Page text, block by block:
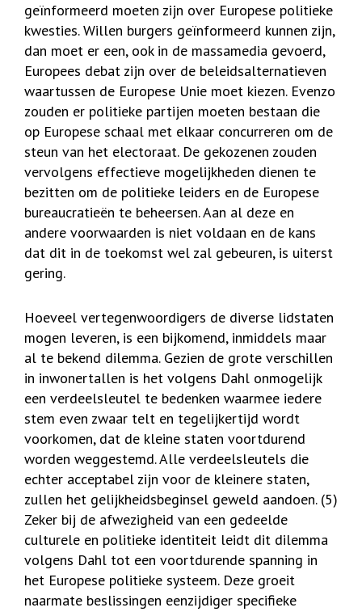
geïnformeerd moeten zijn over Europese politieke
kwesties. Willen burgers geïnformeerd kunnen zijn,
dan moet er een, ook in de massamedia gevoerd,
Europees debat zijn over de beleidsalternatieven
waartussen de Europese Unie moet kiezen. Evenzo
zouden er politieke partijen moeten bestaan die
op Europese schaal met elkaar concurreren om de
steun van het electoraat. De gekozenen zouden
vervolgens effectieve mogelijkheden dienen te
bezitten om de politieke leiders en de Europese
bureaucratieën te beheersen. Aan al deze en
andere voorwaarden is niet voldaan en de kans
dat dit in de toekomst wel zal gebeuren, is uiterst
gering.
Hoeveel vertegenwoordigers de diverse lidstaten
mogen leveren, is een bijkomend, inmiddels maar
al te bekend dilemma. Gezien de grote verschillen
in inwonertallen is het volgens Dahl onmogelijk
een verdeelsleutel te bedenken waarmee iedere
stem even zwaar telt en tegelijkertijd wordt
voorkomen, dat de kleine staten voortdurend
worden weggestemd. Alle verdeelsleutels die
echter acceptabel zijn voor de kleinere staten,
zullen het gelijkheidsbeginsel geweld aandoen. (5)
Zeker bij de afwezigheid van een gedeelde
culturele en politieke identiteit leidt dit dilemma
volgens Dahl tot een voortdurende spanning in
het Europese politieke systeem. Deze groeit
naarmate beslissingen eenzijdiger specifieke